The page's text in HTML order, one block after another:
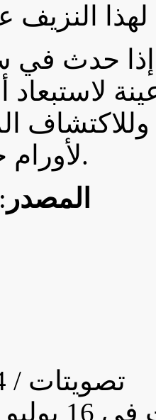
لهذا النزيف
لأورام حميدة أو خبيثة.
المصدر
0 تصويتات / 574 مشاهدة